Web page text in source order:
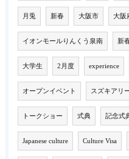
月兎 新春 大阪市 大阪
イオンモールりんくう泉南 新
大学生 2月度 experience
オープンイベント スズキアリ
トークショー 式典 記念式
Japanese culture Culture Visa